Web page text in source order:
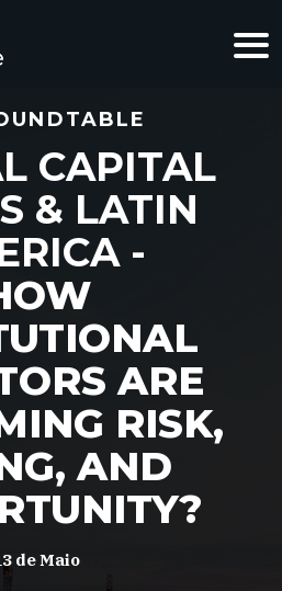
CAPITAL
& LATIN
-
ARE
RISK,
AND
de Maio